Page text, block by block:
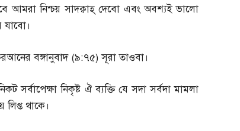
আমরা নিশ্চয় সাদক্বাহ্‌ দেবো এবং অবশ্যই ভালো
যাবো।
বঙ্গানুবাদ (৯:৭৫)সূরা তাওবা।
সর্বাপেক্ষা নিকৃষ্ট ঐ ব্যক্তি যে সদা সর্বদা মামলা
লিপ্ত থাকে।